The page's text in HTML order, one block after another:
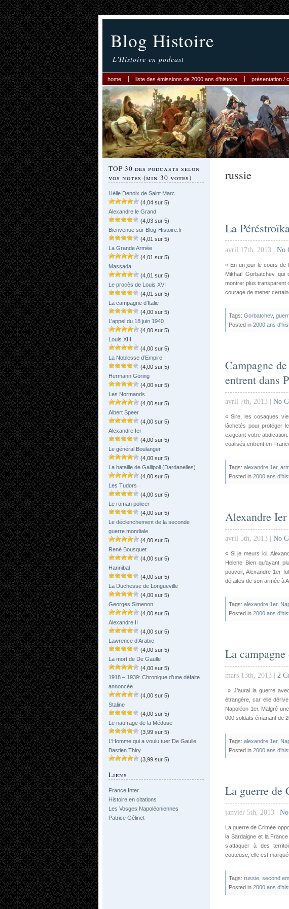
Blog Histoire
L'Histoire en podcast
home liste des émissions de 2000 ans d’histoire présentation /
TOP 30 des podcasts selon
vos notes (min 30 votes)
Hélie Denoix de Saint Marc
(4,04 sur 5)
Alexandre le Grand
(4,03 sur 5)
Bienvenue sur Blog-Histoire.fr
(4,01 sur 5)
La Grande Armée
(4,01 sur 5)
Massada
(4,01 sur 5)
Le procès de Louis XVI
(4,01 sur 5)
La campagne d’Italie
(4,00 sur 5)
L’appel du 18 juin 1940
(4,00 sur 5)
Louis XIII
(4,00 sur 5)
La Noblesse d’Empire
(4,00 sur 5)
Hermann Göring
(4,00 sur 5)
Les Normands
(4,00 sur 5)
Albert Speer
(4,00 sur 5)
Alexandre Ier
(4,00 sur 5)
Le général Boulanger
(4,00 sur 5)
La bataille de Gallipoli (Dardanelles)
(4,00 sur 5)
Les Tudors
(4,00 sur 5)
Le roman policer
(4,00 sur 5)
Le déclenchement de la seconde
guerre mondiale
(4,00 sur 5)
René Bousquet
(4,00 sur 5)
Hannibal
(4,00 sur 5)
La Duchesse de Longueville
(4,00 sur 5)
Georges Simenon
(4,00 sur 5)
Alexandre II
(4,00 sur 5)
Lawrence d’Arabie
(4,00 sur 5)
La mort de De Gaulle
(4,00 sur 5)
1918 – 1939: Chronique d’une défaite
annoncée
(4,00 sur 5)
Staline
(4,00 sur 5)
Le naufrage de la Méduse
(3,99 sur 5)
L’Homme qui a voulu tuer De Gaulle:
Bastien Thiry
(3,99 sur 5)
Liens
France Inter
Histoire en citations
Les Vosges Napoléoniennes
Patrice Gélinet
russie
La
avril 17th, 2013 | No
« En un jour le cours de
Mikhaïl Gorbatchev qui
montrer plus transparent
courage de mener
Tags: Gorbatchev,
Posted in 2000 ans
Campagne
entrent dans
avril 7th, 2013 | No
« Sire, les cosaques
lâchetés pour protéger
exigeant votre
coalisés entrent en
Tags: alexandre 1er,
Posted in 2000 ans
Alexandre Ier
avril 5th, 2013 | No
« Si je meurs ici,
Helene Bien qu’ayant
pouvoir, Alexandre 1er
défaites de son armée à
Tags: alexandre 1er,
Posted in 2000 ans
La campagne
mars 13th, 2013 | 2
» J’aurai la guerre
étrangère, car elle
Napoléon 1er. Malgré
000 soldats émanant de
Tags: alexandre 1er,
Posted in 2000 ans
La guerre de
janvier 5th, 2013 |
La guerre de Crimée
la Sardaigne et la
s’attaquer à des
couteuse, elle est
Tags: russie second
Posted in 2000 ans